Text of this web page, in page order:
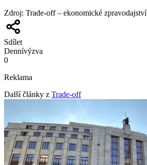
Zdroj: Trade-off – ekonomické zpravodajství
Sdílet
Dennívýzva
0
Reklama
Další články z Trade-off